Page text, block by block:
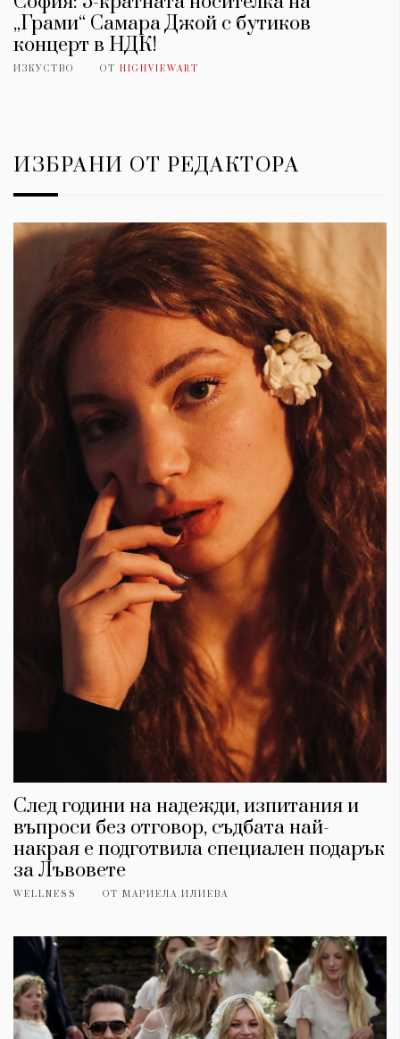
„Грами“ Самара Джой с бутиков
концерт в НДК!
ИЗКУСТВО ОТ HIGHVIEWART
ИЗБРАНИ ОТ РЕДАКТОРА
След години на надежди, изпитания и
въпроси без отговор, съдбата най-
накрая е подготвила специален подарък
за Лъвовете
WELLNESS ОТ МАРИЕЛА ИЛИЕВА